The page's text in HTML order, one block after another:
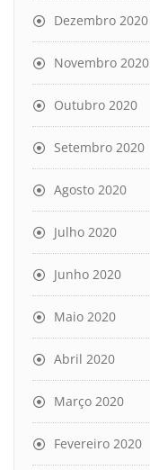
Dezembro 2020
Novembro 2020
Outubro 2020
Setembro 2020
Agosto 2020
Julho 2020
Junho 2020
Maio 2020
Abril 2020
Março 2020
Fevereiro 2020